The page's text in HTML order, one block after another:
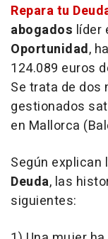
Repara tu
abogados líder
Oportunidad,
124.089 euros
Se trata de dos
gestionados
en Mallorca
Según explican
Deuda, las
siguientes: